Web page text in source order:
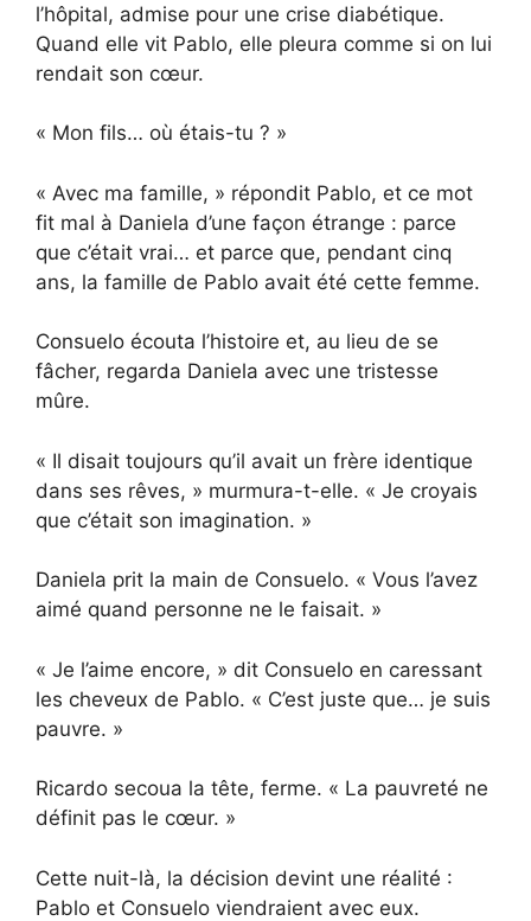
l’hôpital, admise pour une crise diabétique.
Quand elle vit Pablo, elle pleura comme si on lui
rendait son cœur.
« Mon fils… où étais-tu ? »
« Avec ma famille, » répondit Pablo, et ce mot
fit mal à Daniela d’une façon étrange : parce
que c’était vrai… et parce que, pendant cinq
ans, la famille de Pablo avait été cette femme.
Consuelo écouta l’histoire et, au lieu de se
fâcher, regarda Daniela avec une tristesse
mûre.
« Il disait toujours qu’il avait un frère identique
dans ses rêves, » murmura-t-elle. « Je croyais
que c’était son imagination. »
Daniela prit la main de Consuelo. « Vous l’avez
aimé quand personne ne le faisait. »
« Je l’aime encore, » dit Consuelo en caressant
les cheveux de Pablo. « C’est juste que… je suis
pauvre. »
Ricardo secoua la tête, ferme. « La pauvreté ne
définit pas le cœur. »
Cette nuit-là, la décision devint une réalité :
Pablo et Consuelo viendraient avec eux.